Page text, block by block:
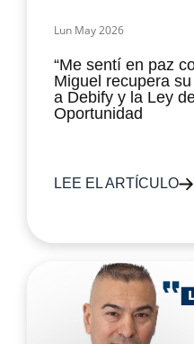
Lun May 2026
“Me sentí en paz
Miguel recupera
a Debify y la Ley
Oportunidad
LEE EL ARTÍCULO